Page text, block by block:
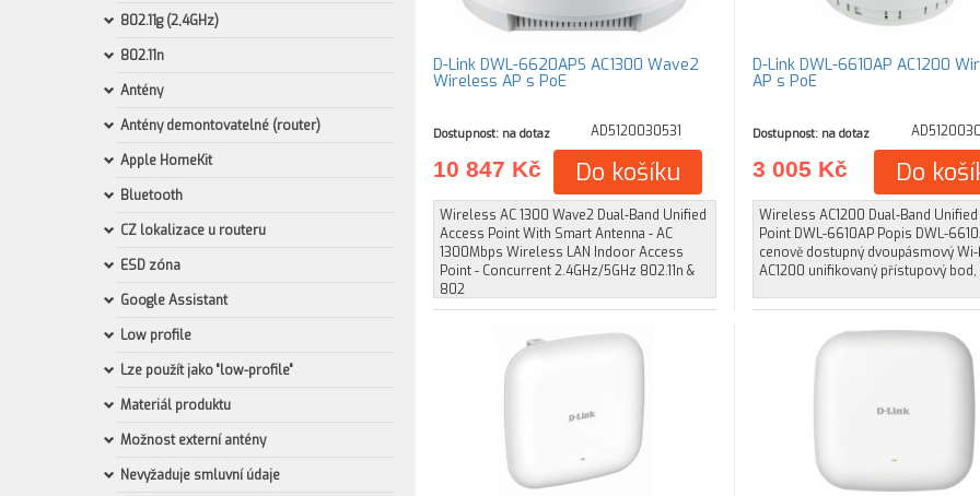
802.11g (2,4GHz)
802.11n
Antény
Antény demontovatelné (router)
Apple HomeKit
Bluetooth
CZ lokalizace u routeru
ESD zóna
Google Assistant
Low profile
Lze použít jako "low-profile"
Materiál produktu
Možnost externí antény
Nevyžaduje smluvní údaje
D-Link DWL-6620APS AC1300 Wave2
Wireless AP s PoE
Dostupnost: na dotaz AD5120030531
10 847 Kč Do košíku
Wireless AC 1300 Wave2 Dual-Band Unified
Access Point With Smart Antenna - AC
1300Mbps Wireless LAN Indoor Access
Point - Concurrent 2.4GHz/5GHz 802.11n &
802
D-Link DWL-6610AP AC1200
AP s PoE
Dostupnost: na dotaz
3 005 Kč Do
Wireless AC1200 Dual-Band
Point DWL-6610AP Popis DWL-
cenově dostupný dvoupásmový Wi-
AC1200 unifikovaný přístupový bod,